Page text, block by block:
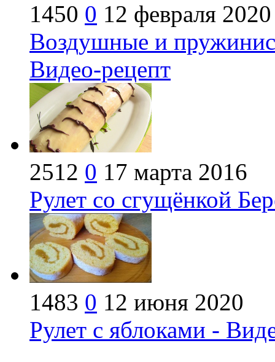
1450 0 12 февраля 2020
Воздушные и
Видео-рецепт
2512 0 17 марта 2016
Рулет со сгущёнкой
1483 0 12 июня 2020
Рулет с яблоками -